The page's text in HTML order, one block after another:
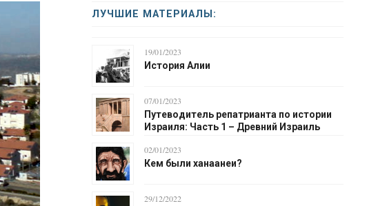
ЛУЧШИЕ МАТЕРИАЛЫ:
19/01/2023
История Алии
07/01/2023
Путеводитель репатрианта по истории
Израиля: Часть 1 – Древний Израиль
02/01/2023
Кем были ханаанеи?
29/12/2022